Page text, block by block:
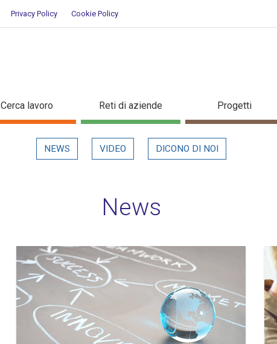
Privacy Policy Cookie Policy
Cerca lavoro Reti di aziende Progetti
NEWS VIDEO DICONO DI NOI
News